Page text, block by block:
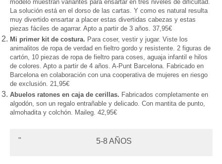
modelo muestran variantes para ensartar en tres niveles de dificultad.
La solución está en el dorso de las cartas. Y como es natural resulta
muy divertido ensartar a placer estas divertidas cabezas y estas
piezas fáciles de agarrar. Apto a partir de 3 años . 37,95€
Mi primer kit de costura. Para coser, vestir y jugar. Viste los
animalitos de ropa de verdad en fieltro gordo y resistente. 2 figuras de
cartón, 10 piezas de ropa de fieltro para coses, aguaja infantil e hi los
de colores. Apto a partir de 4 años. A-Punt Barcelona. Fabricado en
Barcelona en colaboración con una cooperativa de mujeres en riesgo
de exclusión. 21,95€
Abuelos ratones en caja de cerillas. Fabricados completamente en
algodón, son un regalo entrañable y delicado. Con mantita de punto,
almohadita y colchón . Maileg. 42,95€
5-8 AÑOS